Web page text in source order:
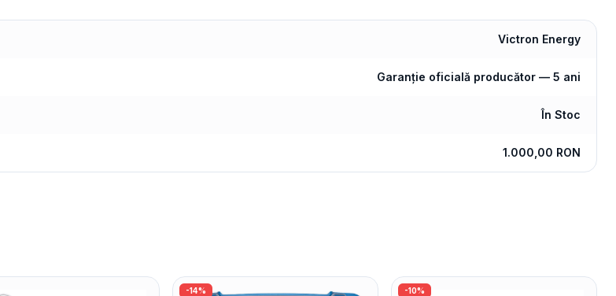
Victron Energy
Garanție oficială producător — 5 ani
În Stoc
1.000,00 RON
-14% -10%